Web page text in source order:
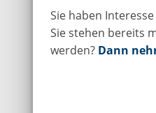
Sie haben
Sie stehen bereits
werden? Dann